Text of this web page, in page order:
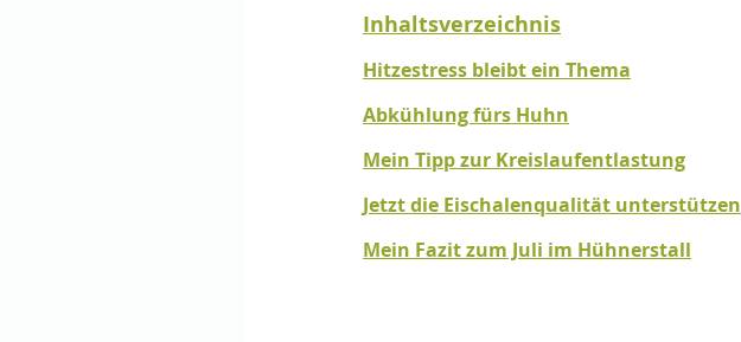
Inhaltsverzeichnis
Hitzestress bleibt ein Thema
Abkühlung fürs Huhn
Mein Tipp zur Kreislaufentlastung
Jetzt die Eischalenqualität unterstützen
Mein Fazit zum Juli im Hühnerstall